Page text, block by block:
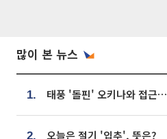
많이 본 뉴스
1.
2. 오늘은 절기 '입추', 뜻은?